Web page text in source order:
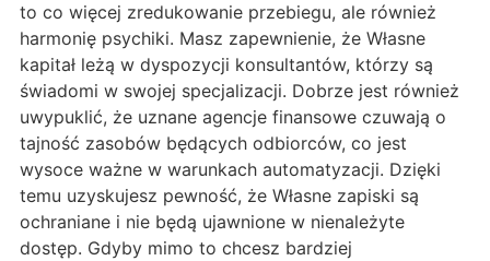
to co więcej zredukowanie przebiegu, ale również
harmonię psychiki. Masz zapewnienie, że Własne
kapitał leżą w dyspozycji konsultantów, którzy są
świadomi w swojej specjalizacji. Dobrze jest również
uwypuklić, że uznane agencje finansowe czuwają o
tajność zasobów będących odbiorców, co jest
wysoce ważne w warunkach automatyzacji. Dzięki
temu uzyskujesz pewność, że Własne zapiski są
ochraniane i nie będą ujawnione w nienależyte
dostęp. Gdyby mimo to chcesz bardziej